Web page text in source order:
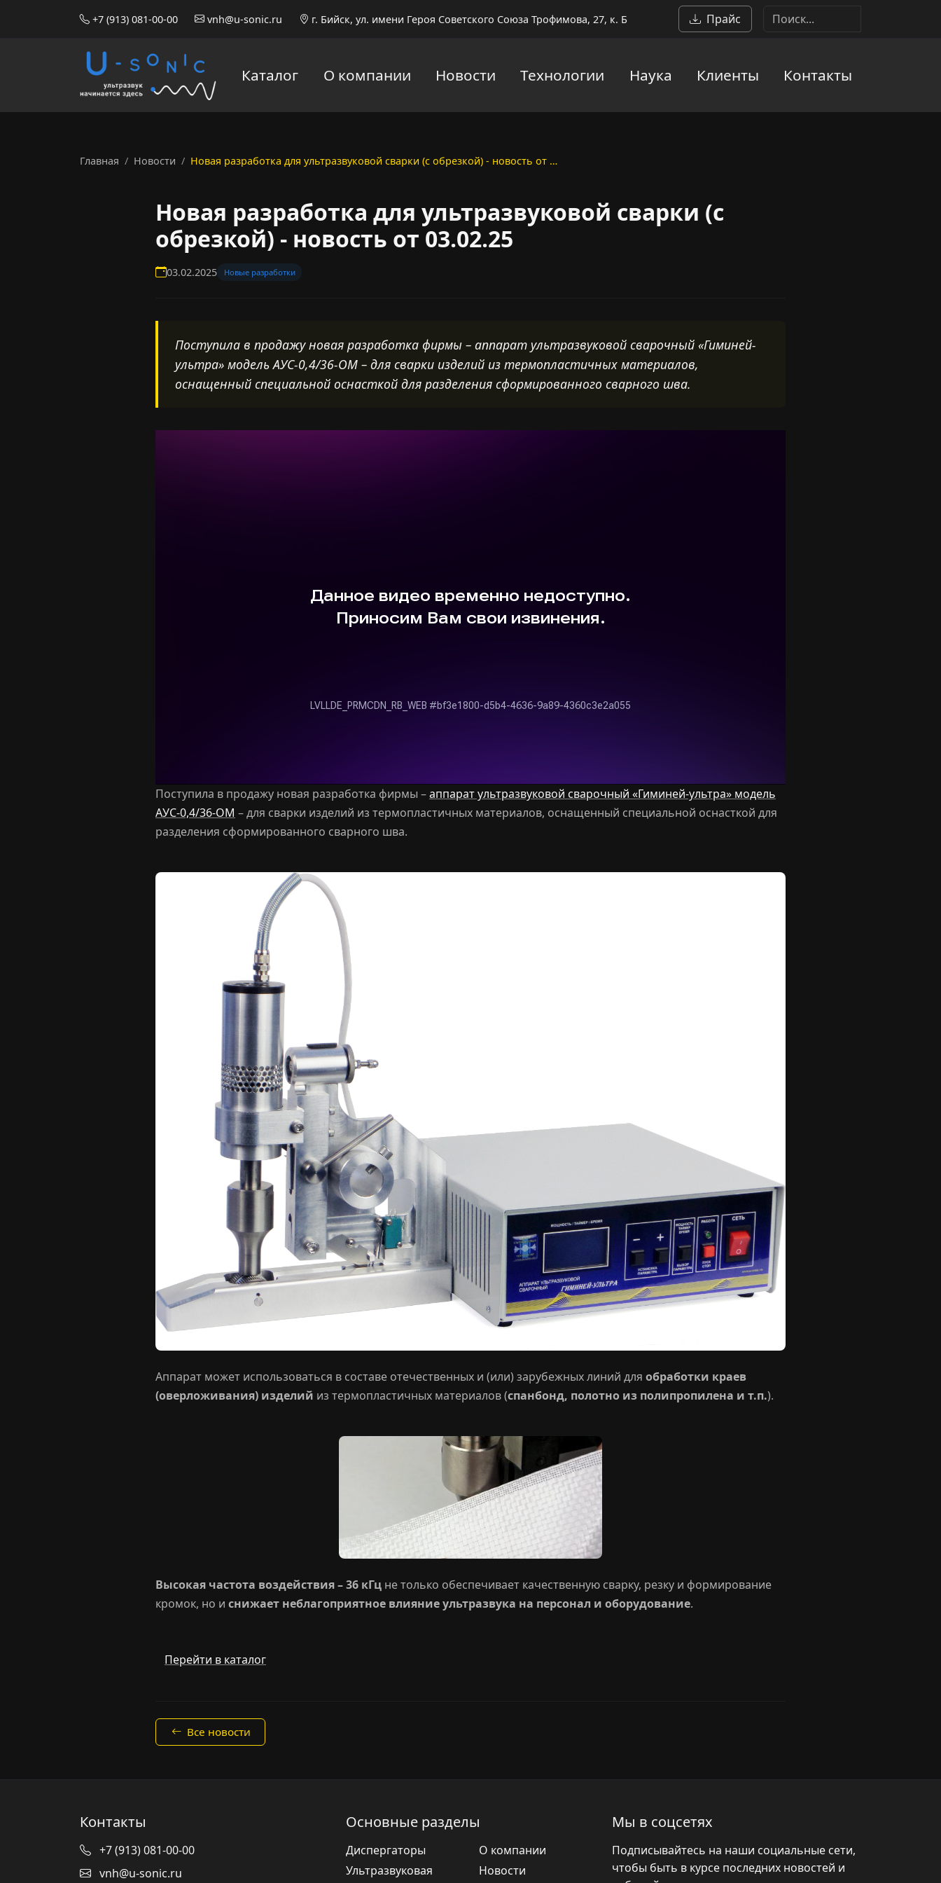
+7 (913) 081-00-00 vnh@u-sonic.ru г. Бийск, ул. имени Героя Советского Союза Трофимова, 27, к. Б Прайс
Каталог О компании Новости Технологии Наука Клиенты Контакты
Главная Новости Новая разработка для ультразвуковой сварки (с обрезкой) - новость от …
Новая разработка для ультразвуковой сварки (с
обрезкой) - новость от 03.02.25
03.02.2025 Новые разработки
Поступила в продажу новая разработка фирмы – аппарат ультразвуковой сварочный «Гиминей-
ультра» модель АУС-0,4/36-ОМ – для сварки изделий из термопластичных материалов,
оснащенный специальной оснасткой для разделения сформированного сварного шва.
Поступила в продажу новая разработка фирмы –аппарат ультразвуковой сварочный «Гиминей-ультра» модель
АУС-0,4/36-ОМ – для сварки изделий из термопластичных материалов, оснащенный специальной оснасткой для
разделения сформированного сварного шва.
Аппарат может использоваться в составе отечественных и (или) зарубежных линий для обработки краев
(оверложивания) изделий из термопластичных материалов (спанбонд, полотно из полипропилена и т.п.).
Высокая частота воздействия – 36 кГц не только обеспечивает качественную сварку, резку и формирование
кромок, но и снижает неблагоприятное влияние ультразвука на персонал и оборудование.
Перейти в каталог
Все новости
Контакты
+7 (913) 081-00-00
vnh@u-sonic.ru
Основные разделы
Диспергаторы
Ультразвуковая
О компании
Новости
Мы в соцсетях
Подписывайтесь на наши социальные сети,
чтобы быть в курсе последних новостей и